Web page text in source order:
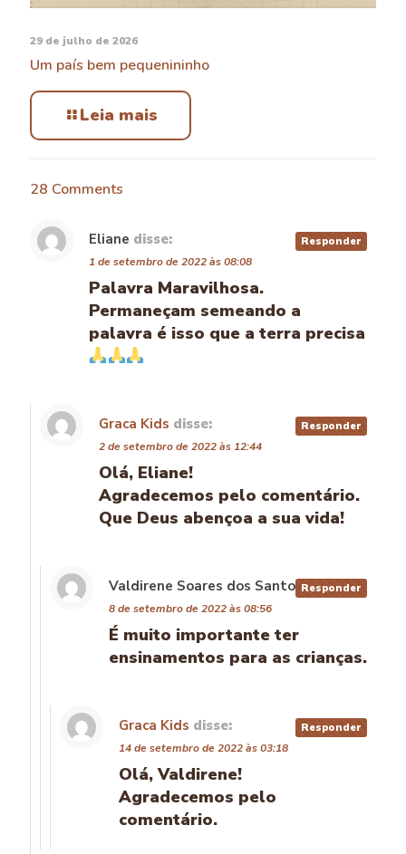
29 de julho de 2026
Um país bem pequenininho
Leia mais
28 Comments
Eliane disse:
1 de setembro de 2022 às 08:08
Palavra Maravilhosa.
Permaneçam semeando a
palavra é isso que a terra precisa
Responder
Graca Kids disse:
2 de setembro de 2022 às 12:44
Olá, Eliane!
Agradecemos pelo comentário.
Que Deus abençoa a sua vida!
Responder
Valdirene Soares dos Santos disse:
8 de setembro de 2022 às 08:56
É muito importante ter
ensinamentos para as crianças.
Responder
Graca Kids disse:
14 de setembro de 2022 às 03:18
Olá, Valdirene!
Agradecemos pelo
comentário.
Responder